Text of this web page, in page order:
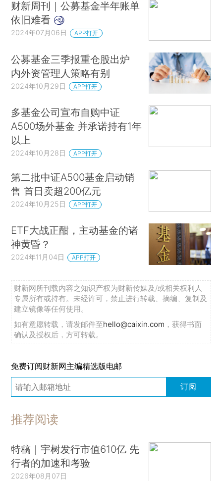
财新周刊｜公募基金半年账单
依旧难看
2024年07月06日 APP打开
公募基金三季报重仓股出炉
内外资管理人策略有别
2024年10月29日 APP打开
多基金公司宣布自购中证
A500场外基金 并承诺持有1年
以上
2024年10月28日 APP打开
第二批中证A500基金启动销
售 首日卖超200亿元
2024年10月25日 APP打开
ETF大战正酣，主动基金的诸
神黄昏？
2024年11月04日 APP打开
财新网所刊载内容之知识产权为财新传媒及/或相关权利人
专属所有或持有。未经许可，禁止进行转载、摘编、复制及
建立镜像等任何使用。
如有意愿转载，请发邮件至hello@caixin.com ，获得书面
确认及授权后，方可转载。
免费订阅财新网主编精选版电邮
订阅
推荐阅读
特稿｜宇树发行市值610亿 先
行者的加速和考验
2026年08月07日